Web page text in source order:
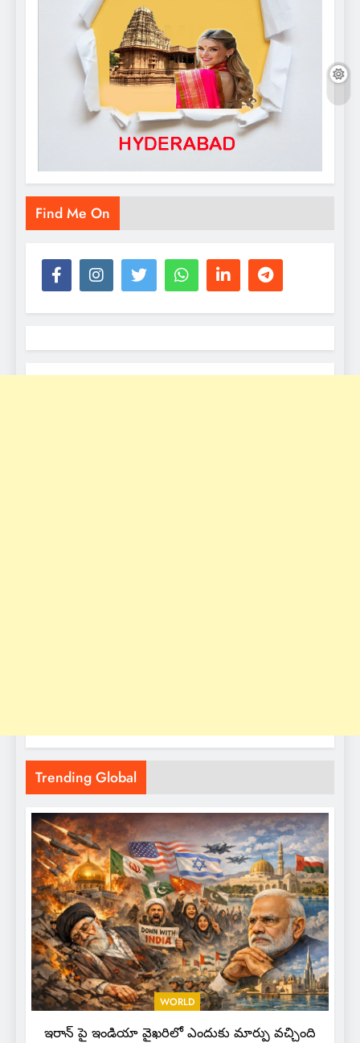
Find Me On
Trending Global
WORLD
ఇరాన్ పై ఇండియా వైఖరిలో ఎందుకు మార్పు వచ్చింది